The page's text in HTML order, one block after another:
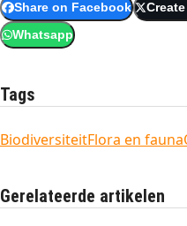
Share on Facebook
Whatsapp
Tags
BiodiversiteitFlora en fauna
Gerelateerde artikelen